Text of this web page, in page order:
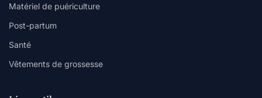
Matériel de puériculture
Post-partum
Santé
Vêtements de grossesse